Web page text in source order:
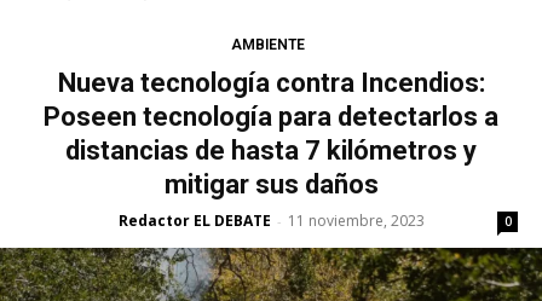
AMBIENTE
Nueva tecnología contra Incendios:
Poseen tecnología para detectarlos a
distancias de hasta 7 kilómetros y
mitigar sus daños
Redactor EL DEBATE - 11 noviembre, 2023 0